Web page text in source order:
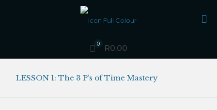
0 R0,00
LESSON 1: The 3 P’s of Time Mastery